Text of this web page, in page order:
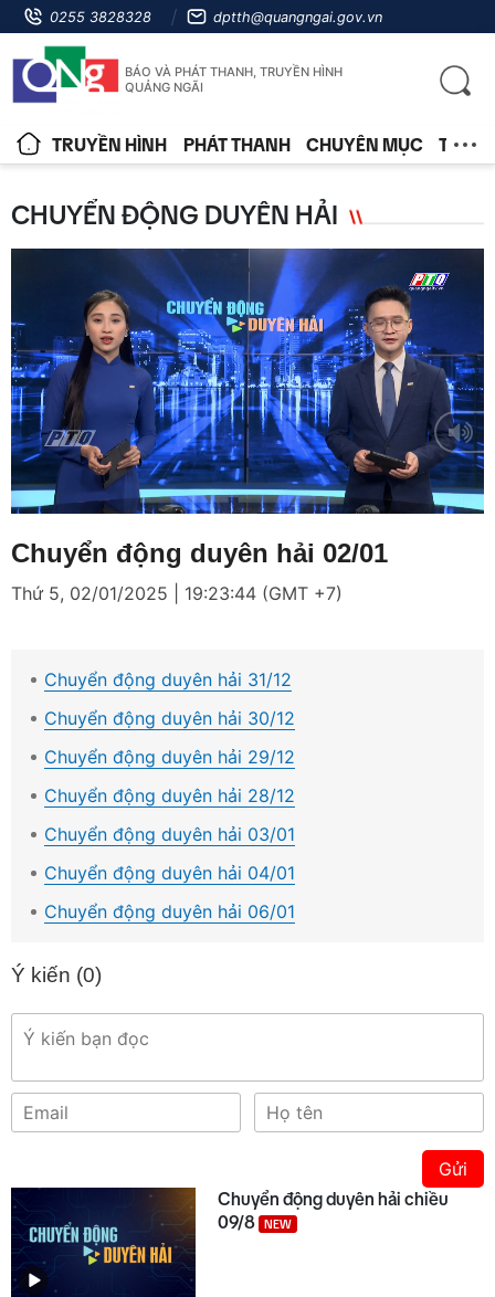
0255 3828328 dptth@quangngai.gov.vn
BÁO VÀ PHÁT THANH, TRUYỀN HÌNH
QUẢNG NGÃI
TRUYỀN HÌNH PHÁT THANH CHUYÊN MỤC TIN
CHUYỂN ĐỘNG DUYÊN HẢI
Mute Loaded:
2.22%
Chuyển động duyên hải 02/01
Thứ 5, 02/01/2025 | 19:23:44 (GMT +7)
Chuyển động duyên hải 31/12
Chuyển động duyên hải 30/12
Chuyển động duyên hải 29/12
Chuyển động duyên hải 28/12
Chuyển động duyên hải 03/01
Chuyển động duyên hải 04/01
Chuyển động duyên hải 06/01
Ý kiến (0)
Gửi
Chuyển động duyên hải chiều
09/8
NEW